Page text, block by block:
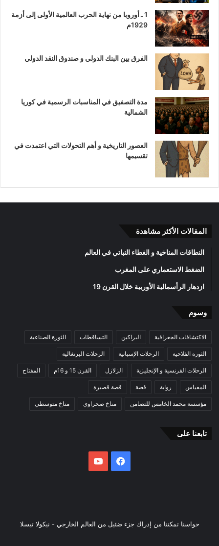
1 ـ أوروبا من نهاية الحرب العالمية الأولى إلى أزمة
1929م
الفرق بين البنك الدولي و صندوق النقد الدولي
مدة التصفيق في المناسبات الرسمية في كوريا
الشمالية
العصور التاريخية و أهم التحولات التي اعتمدت في
تقسيمها
المقالات الأكثر مشاهدة
النطاقات المناخية و الغطاء النباتي في العالم
الضغط الاستعماري على المغرب
ازدهار الرأسمالية الأوربية خلال القرن 19
وسوم
الاكتشافات الجغرافية البراكين التساقطات الثورة الصناعية
الثورة الفلاحية الرحلات الإسبانية الرحلات البرتغالية
الرحلات الفرنسية و الإنجليزية الزلازل القرن 15 و 16م المفتاح
المقياس رواية قصة قصة قصيرة
مؤسسة محمد الخامس للتضامن مناخ صحراوي مناخ متوسطي
تابعنا على
فيسبوك
حواسنا تمكننا من إدراك جزء ضئيل من العالم الخارجي - نيكولا تيسلا